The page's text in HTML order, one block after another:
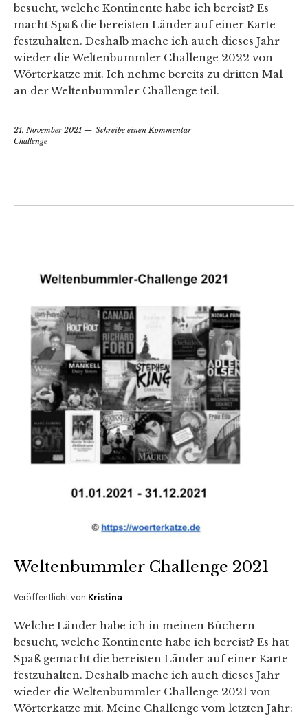
besucht, welche Kontinente habe ich bereist? Es
macht Spaß die bereisten Länder auf einer Karte
festzuhalten. Deshalb mache ich auch dieses Jahr
wieder die Weltenbummler Challenge 2022 von
Wörterkatze mit. Ich nehme bereits zu dritten Mal
an der Weltenbummler Challenge teil.
21. November 2021
Schreibe einen Kommentar
Challenge
Weltenbummler Challenge 2021
Veröffentlicht von Kristina
Welche Länder habe ich in meinen Büchern
besucht, welche Kontinente habe ich bereist? Es hat
Spaß gemacht die bereisten Länder auf einer Karte
festzuhalten. Deshalb mache ich auch dieses Jahr
wieder die Weltenbummler Challenge 2021 von
Wörterkatze mit. Meine Challenge vom letzten Jahr: